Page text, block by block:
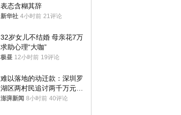
表态含糊其辞
新华社 4小时前 21评论
32岁女儿不结婚 母亲花7万
求助心理“大咖”
极昼 12小时前 19评论
难以落地的动迁款：深圳罗
湖区两村民追讨两千万元动
迁款八年未果
澎湃新闻 8小时前 40评论